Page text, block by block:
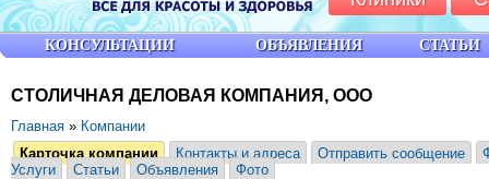
СТОЛИЧНАЯ ДЕЛОВАЯ КОМПАНИЯ, ООО
Главная » Компании
Карточка компании
Контакты и адреса Отправить сообщение
Услуги
Статьи Объявления Фото
КОНСУЛЬТАЦИИ ОБЪЯВЛЕНИЯ СТАТЬИ